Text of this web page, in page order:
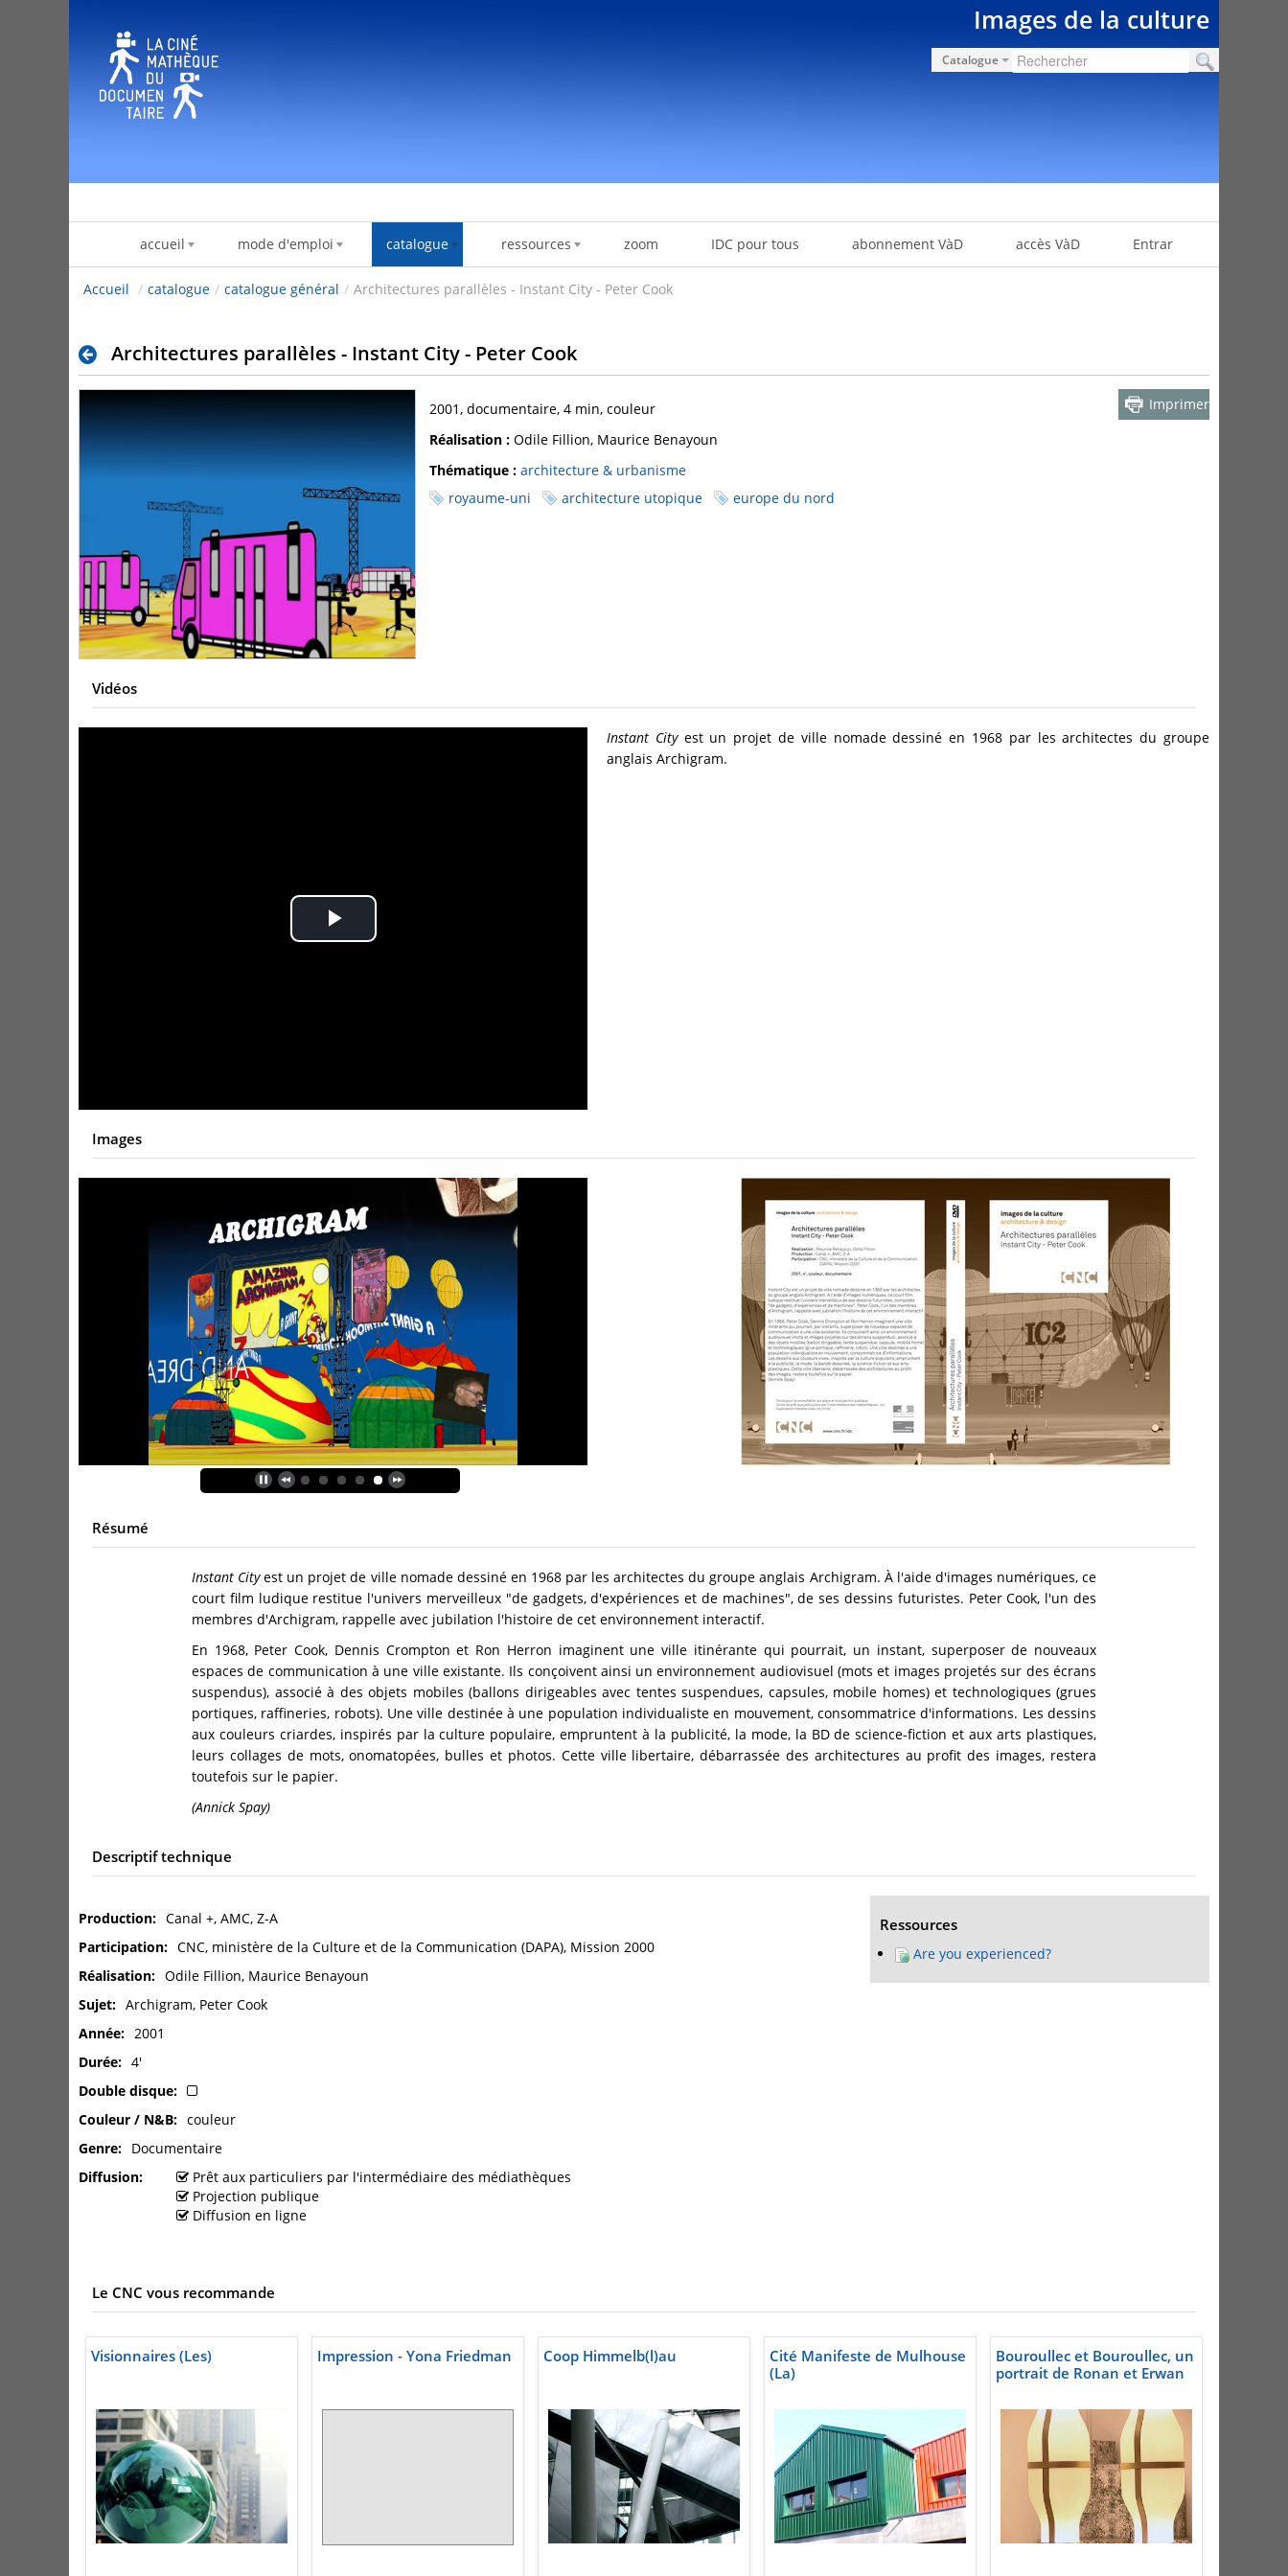
Images de la culture
Catalogue
accueil mode d'emploi catalogue ressources zoom IDC pour tous abonnement VàD accès VàD Entrar
Accueil / catalogue / catalogue général / Architectures parallèles - Instant City - Peter Cook
Architectures parallèles - Instant City - Peter Cook
Imprimer
2001, documentaire, 4 min, couleur
Réalisation : Odile Fillion, Maurice Benayoun
Thématique : architecture & urbanisme
royaume-uni
architecture utopique europe du nord
Vidéos
Play
Instant Cityest un projet de ville nomade dessiné en 1968 par les architectes du groupe
anglais Archigram.
Images
Résumé
Instant Cityest un projet de ville nomade dessiné en 1968 par les architectes du groupe anglais Archigram. À l'aide d'images numériques, ce
court film ludique restitue l'univers merveilleux "de gadgets, d'expériences et de machines", de ses dessins futuristes. Peter Cook, l'un des
membres d'Archigram, rappelle avec jubilation l'histoire de cet environnement interactif.
En 1968, Peter Cook, Dennis Crompton et Ron Herron imaginent une ville itinérante qui pourrait, un instant, superposer de nouveaux
espaces de communication à une ville existante. Ils conçoivent ainsi un environnement audiovisuel (mots et images projetés sur des écrans
suspendus), associé à des objets mobiles (ballons dirigeables avec tentes suspendues, capsules, mobile homes) et technologiques (grues
portiques, raffineries, robots). Une ville destinée à une population individualiste en mouvement, consommatrice d'informations. Les dessins
aux couleurs criardes, inspirés par la culture populaire, empruntent à la publicité, la mode, la BD de science-fiction et aux arts plastiques,
leurs collages de mots, onomatopées, bulles et photos. Cette ville libertaire, débarrassée des architectures au profit des images, restera
toutefois sur le papier.
(Annick Spay)
Descriptif technique
Production
Canal +, AMC, Z-A
Participation
CNC, ministère de la Culture et de la Communication (DAPA), Mission 2000
Réalisation
Odile Fillion, Maurice Benayoun
Sujet
Archigram, Peter Cook
Année
2001
Durée
4'
Double disque
Couleur / N&B
couleur
Genre
Documentaire
Diffusion
Prêt aux particuliers par l'intermédiaire des médiathèques
Projection publique
Diffusion en ligne
Ressources
Are you experienced?
Le CNC vous recommande
Visionnaires (Les) Impression - Yona Friedman Coop Himmelb(l)au
Cité Manifeste de Mulhouse
(La)
Bouroullec et Bouroullec, un
portrait de Ronan et Erwan